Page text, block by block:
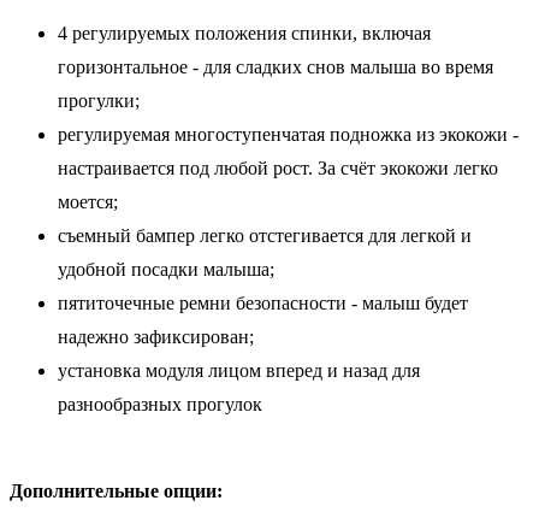
4 регулируемых положения спинки, включая
горизонтальное - для сладких снов малыша во время
прогулки;
регулируемая многоступенчатая подножка из экокожи -
настраивается под любой рост. За счёт экокожи легко
моется;
съемный бампер легко отстегивается для легкой и
удобной посадки малыша;
пятиточечные ремни безопасности - малыш будет
надежно зафиксирован;
установка модуля лицом вперед и назад для
разнообразных прогулок
Дополнительные опции: